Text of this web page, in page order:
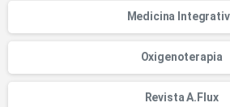
Medicina
Oxigenoterapia
Revista A.Flux